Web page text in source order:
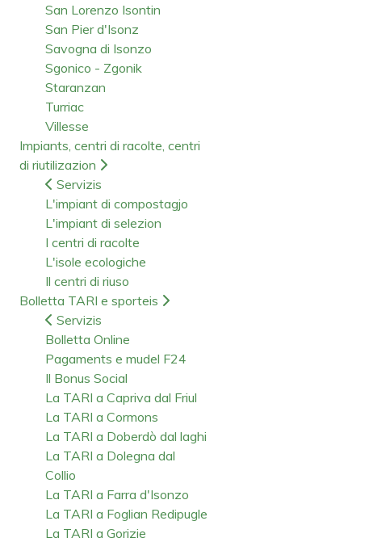
San Lorenzo Isontin
San Pier d'Isonz
Savogna di Isonzo
Sgonico - Zgonik
Staranzan
Turriac
Villesse
Impiants, centri di racolte, centri
di riutilizazion
Servizis
L'impiant di compostagjo
L'impiant di selezion
I centri di racolte
L'isole ecologiche
Il centri di riuso
Bolletta TARI e sporteis
Servizis
Bolletta Online
Pagaments e mudel F24
Il Bonus Social
La TARI a Capriva dal Friul
La TARI a Cormons
La TARI a Doberdò dal laghi
La TARI a Dolegna dal
Collio
La TARI a Farra d'Isonzo
La TARI a Foglian Redipugle
La TARI a Gorizie